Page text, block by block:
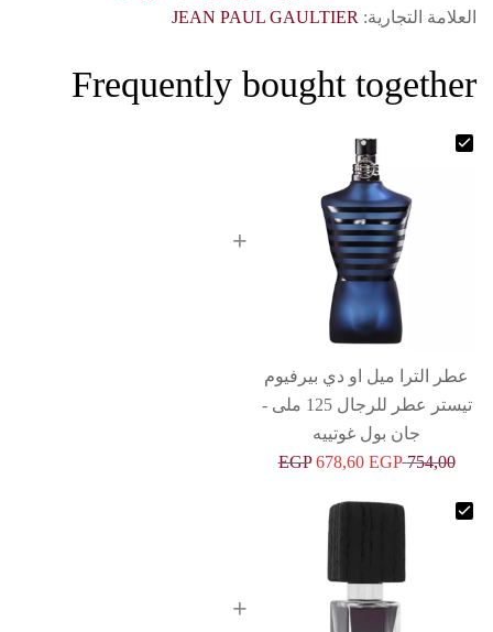
العلامة التجارية:JEAN PAUL GAULTIER
Frequently bought together
عطر الترا ميل او دي بيرفيوم
تيستر عطر للرجال 125 ملى -
جان بول غوتييه
754,00
EGP 678,60EGP